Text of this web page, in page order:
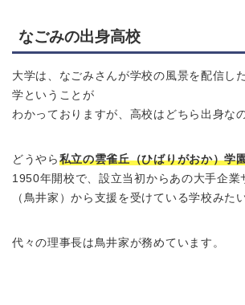
なごみの出身高校
大学は、なごみさんが学校の風景を配信し
学ということが
わかっておりますが、高校はどちら出身な
どうやら 私立の雲雀丘（ひばりがおか）学
1950年開校で、設立当初からあの大手企業
（鳥井家）から支援を受けている学校みた
代々の理事長は鳥井家が務めています。